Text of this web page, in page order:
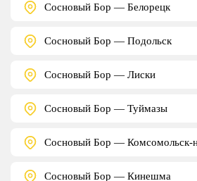
Сосновый Бор — Белорецк
Сосновый Бор — Подольск
Сосновый Бор — Лиски
Сосновый Бор — Туймазы
Сосновый Бор — Комсомольск-
Сосновый Бор — Кинешма